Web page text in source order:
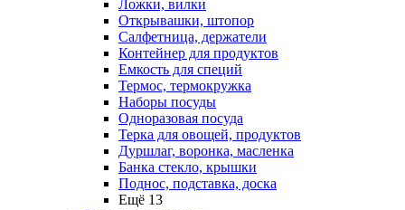
Ложки, вилки
Открывашки, штопор
Салфетница, держатели
Контейнер для продуктов
Емкость для специй
Термос, термокружка
Наборы посуды
Одноразовая посуда
Терка для овощей, продуктов
Дуршлаг, воронка, масленка
Банка стекло, крышки
Поднос, подставка, доска
Ещё 13